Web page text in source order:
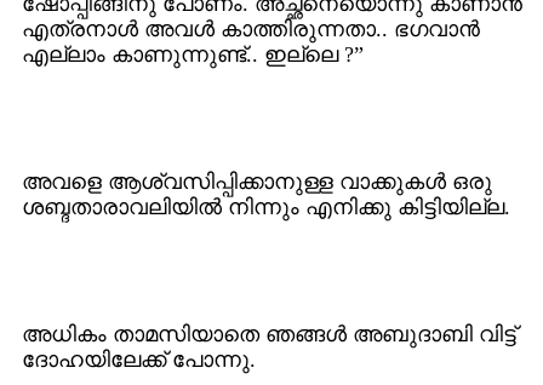
എത്രനാള്‍ അവള്‍ കാത്തിരുന്നതാ.. ഭഗവാന്‍
എല്ലാം കാണുന്നുണ്ട്.. ഇല്ലെ ?”
അവളെ ആശ്വസിപ്പിക്കാനുള്ള വാക്കുകള്‍ ഒരു
ശബ്ദതാരാവലിയില്‍ നിന്നും എനിക്കു കിട്ടിയില്ല.
അധികം താമസിയാതെ ഞങ്ങള്‍ അബുദാബി വിട്ട്
ദോഹയിലേക്ക് പോന്നു.